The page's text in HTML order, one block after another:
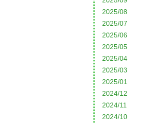
2025/08
2025/07
2025/06
2025/05
2025/04
2025/03
2025/01
2024/12
2024/11
2024/10